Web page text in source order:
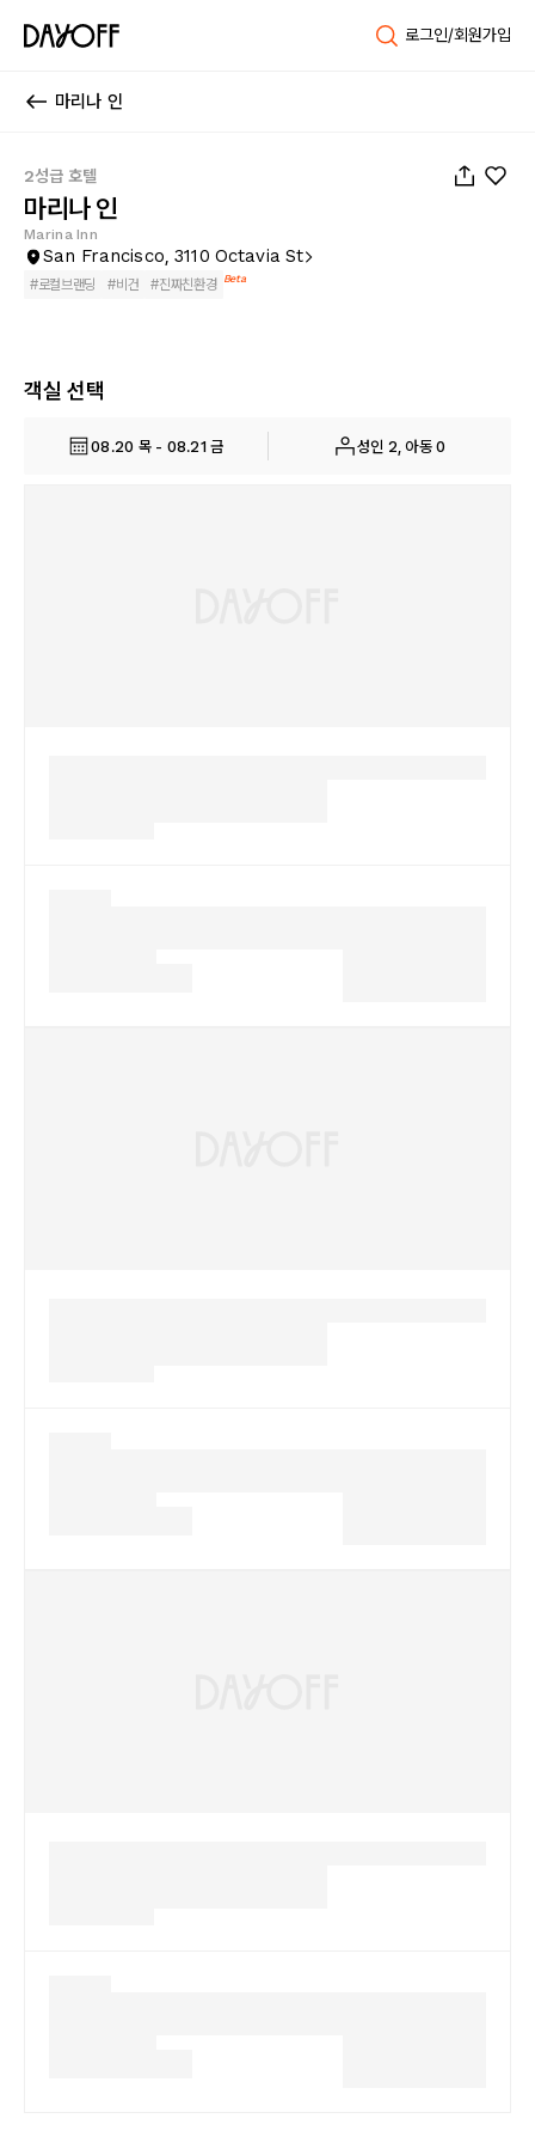
로그인/회원가입
마리나 인
2성급 호텔
마리나 인
Marina Inn
San Francisco, 3110 Octavia St
#로컬브랜딩 #비건 #진짜친환경 Beta
객실 선택
08.20 목 - 08.21 금 성인 2, 아동 0